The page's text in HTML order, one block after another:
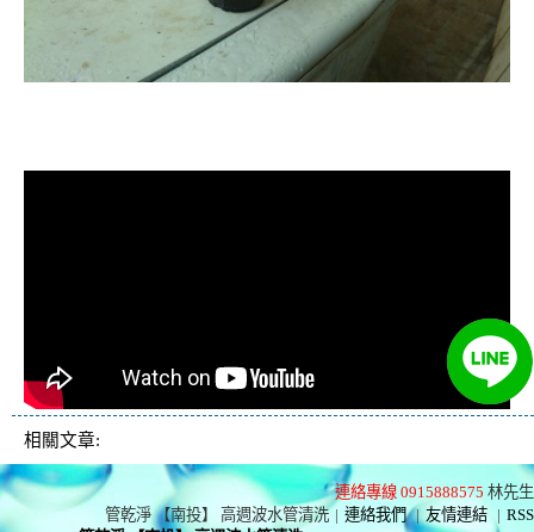
相關文章:
連絡專線 0915888575 林先生
管乾淨 【南投】 高週波水管清洗 | 連絡我們 | 友情連結 | RSS